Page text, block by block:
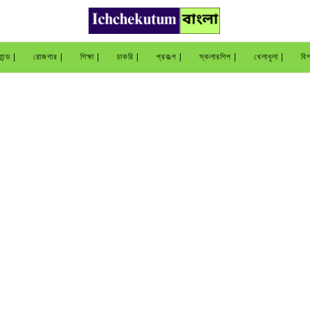
| রোজগার | শিক্ষা | চাকরি | প্রকল্প | স্কলারশিপ | খেলাধুলা |